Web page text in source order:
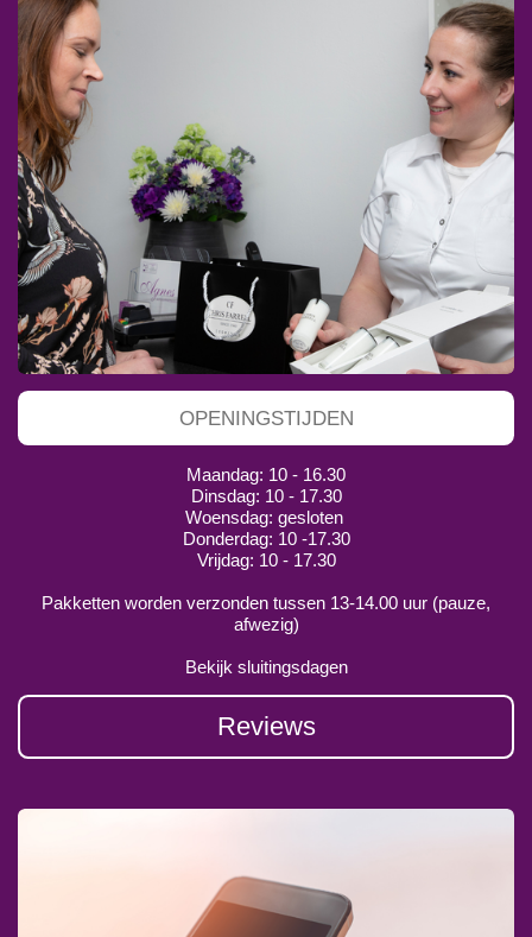
OPENINGSTIJDEN
Maandag: 10 - 16.30
Dinsdag: 10 - 17.30
Woensdag: gesloten
Donderdag: 10 -17.30
Vrijdag: 10 - 17.30
Pakketten worden verzonden tussen 13-14.00 uur (pauze,
afwezig)
Bekijk sluitingsdagen
Reviews